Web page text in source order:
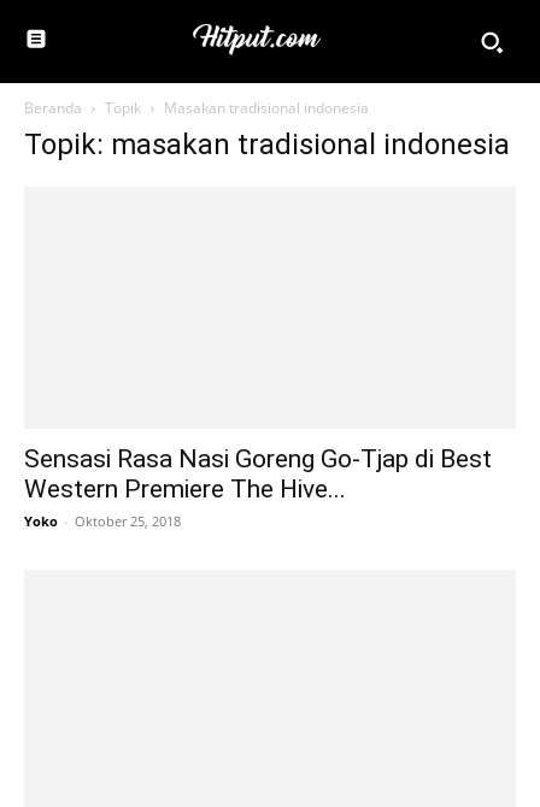
Beranda Topik Masakan tradisional indonesia
Topik: masakan tradisional indonesia
Sensasi Rasa Nasi Goreng Go-Tjap di Best
Western Premiere The Hive...
Yoko - Oktober 25, 2018